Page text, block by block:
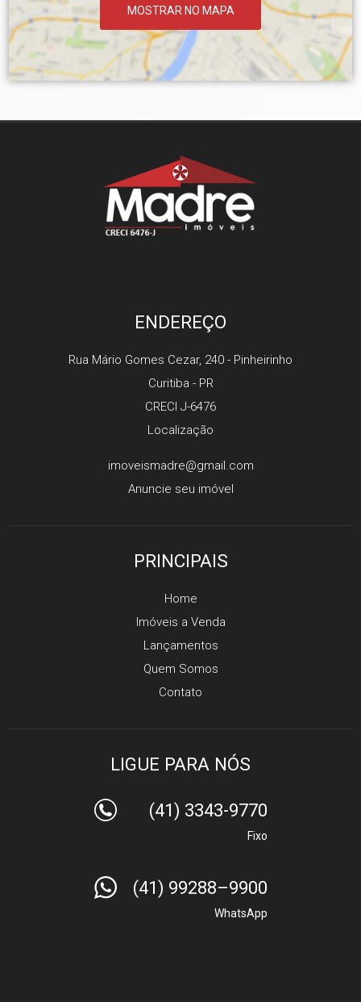
MOSTRAR NO MAPA
ENDEREÇO
Rua Mário Gomes Cezar, 240 - Pinheirinho
Curitiba - PR
CRECI J-6476
Localização
imoveismadre@gmail.com
Anuncie seu imóvel
PRINCIPAIS
Home
Imóveis a Venda
Lançamentos
Quem Somos
Contato
LIGUE PARA NÓS
(41) 3343-9770
Fixo
(41) 99288–9900
WhatsApp